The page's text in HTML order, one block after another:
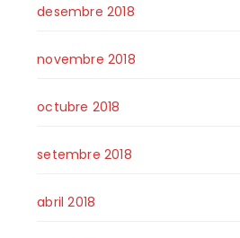
desembre 2018
novembre 2018
octubre 2018
setembre 2018
abril 2018